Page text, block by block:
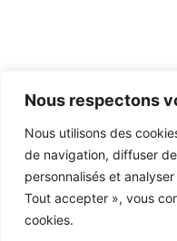
Nous respectons
Nous utilisons des
de navigation, diffuser
personnalisés et
Tout accepter », vous
cookies.